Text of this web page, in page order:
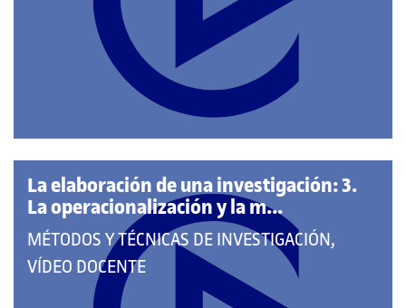
CATEGORÍAS:
La elaboración de una investigación: 3.
La operacionalización y la m...
QUE
PERTENECE
MÉTODOS Y TÉCNICAS DE INVESTIGACIÓN,
VÍDEO DOCENTE